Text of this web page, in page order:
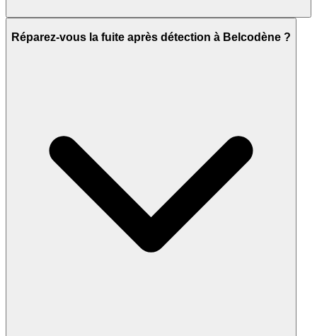
Réparez-vous la fuite après détection à Belcodène ?